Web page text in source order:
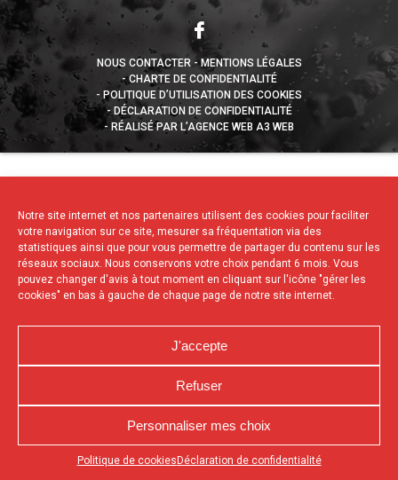
Notre site internet et nos partenaires utilisent des cookies pour faciliter
votre navigation sur ce site, mesurer sa fréquentation via des
statistiques ainsi que pour vous permettre de partager du contenu sur les
réseaux sociaux. Nous conservons votre choix pendant 6 mois. Vous
pouvez changer d'avis à tout moment en cliquant sur l'icône "gérer les
cookies" en bas à gauche de chaque page de notre site internet.
J'accepte
Refuser
Personnaliser mes choix
Politique de cookies Déclaration de confidentialité
Appuyez sur le bouton partager en bas de votre
NOUS CONTACTER
MENTIONS LÉGALES
CHARTE DE CONFIDENTIALITÉ
POLITIQUE D’UTILISATION DES COOKIES
DÉCLARATION DE CONFIDENTIALITÉ
RÉALISÉ PAR L’AGENCE WEB A3 WEB